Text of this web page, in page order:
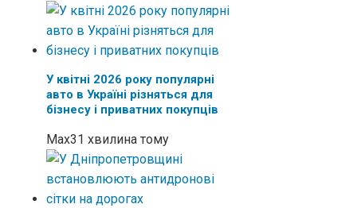
У квітні 2026 року популярні
авто в Україні різняться для
бізнесу і приватних покупців
Max31 хвилина тому